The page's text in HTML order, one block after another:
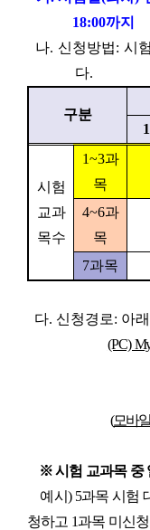
18:00까지
나. 신청방법: 시
다.
구분
1
시험
교과
목수
1~3과
목
4~6과
목
7과목
다. 신청경로: 아
(PC)
(모바
※시험 교과목 중
예시 ) 5과목 시험
청하고 1과목 미신